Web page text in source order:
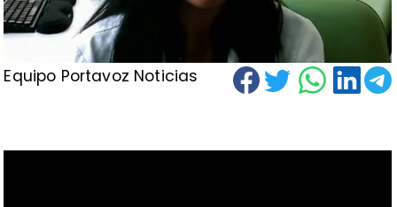
Equipo Portavoz Noticias